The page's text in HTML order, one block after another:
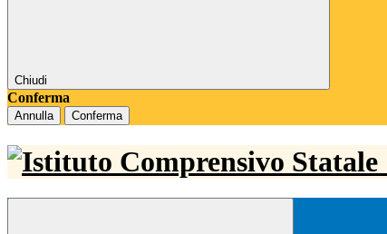
Chiudi
Conferma
Annulla Conferma